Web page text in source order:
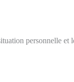
personnelle